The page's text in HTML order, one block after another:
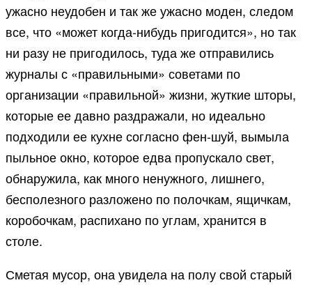
ужасно неудобен и так же ужасно моден, следом
все, что «может когда-нибудь пригодится», но так
ни разу не пригодилось, туда же отправились
журналы с «правильными» советами по
организации «правильной» жизни, жуткие шторы,
которые ее давно раздражали, но идеально
подходили ее кухне согласно фен-шуй, вымыла
пыльное окно, которое едва пропускало свет,
обнаружила, как много ненужного, лишнего,
бесполезного разложено по полочкам, ящичкам,
коробочкам, распихано по углам, хранится в
столе.
Сметая мусор, она увидела на полу свой старый